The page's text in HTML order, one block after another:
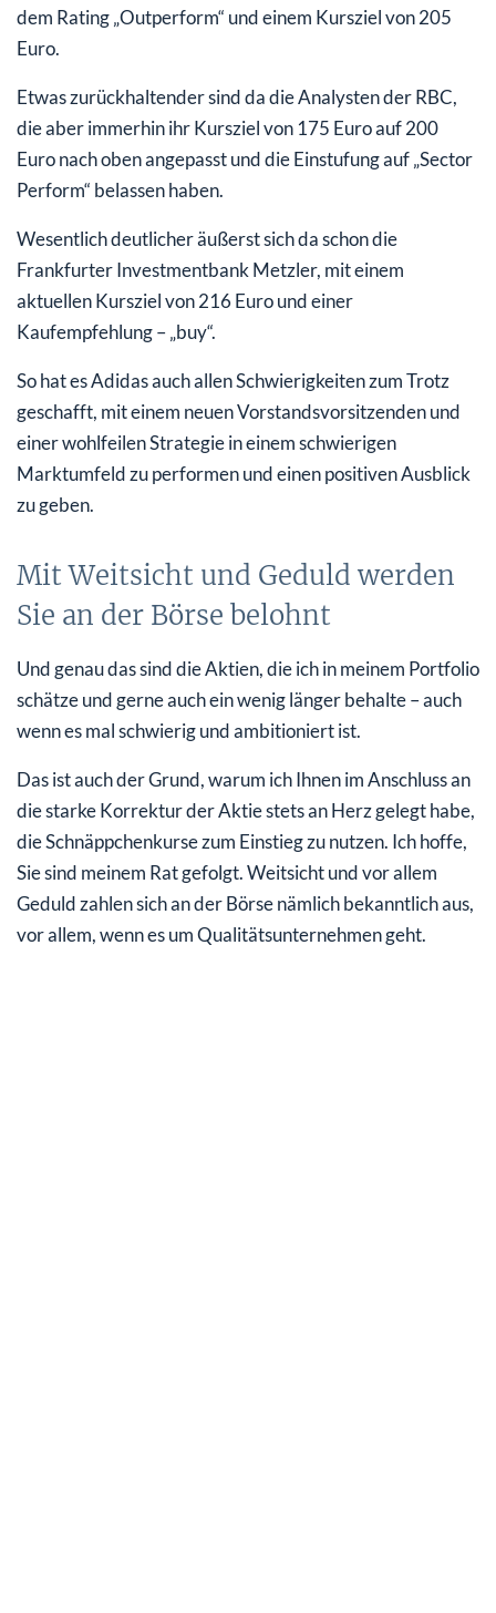
dem Rating „Outperform“ und einem Kursziel von 205
Euro.
Etwas zurückhaltender sind da die Analysten der RBC,
die aber immerhin ihr Kursziel von 175 Euro auf 200
Euro nach oben angepasst und die Einstufung auf „Sector
Perform“ belassen haben.
Wesentlich deutlicher äußerst sich da schon die
Frankfurter Investmentbank Metzler, mit einem
aktuellen Kursziel von 216 Euro und einer
Kaufempfehlung – „buy“.
So hat es Adidas auch allen Schwierigkeiten zum Trotz
geschafft, mit einem neuen Vorstandsvorsitzenden und
einer wohlfeilen Strategie in einem schwierigen
Marktumfeld zu performen und einen positiven Ausblick
zu geben.
Mit Weitsicht und Geduld werden
Sie an der Börse belohnt
Und genau das sind die Aktien, die ich in meinem Portfolio
schätze und gerne auch ein wenig länger behalte – auch
wenn es mal schwierig und ambitioniert ist.
Das ist auch der Grund, warum ich Ihnen im Anschluss an
die starke Korrektur der Aktie stets an Herz gelegt habe,
die Schnäppchenkurse zum Einstieg zu nutzen. Ich hoffe,
Sie sind meinem Rat gefolgt. Weitsicht und vor allem
Geduld zahlen sich an der Börse nämlich bekanntlich aus,
vor allem, wenn es um Qualitätsunternehmen geht.